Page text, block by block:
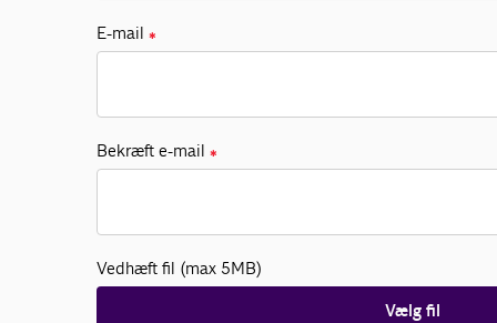
E-mail ✱
Bekræft e-mail ✱
Vedhæft fil (max 5MB)
Vælg fil